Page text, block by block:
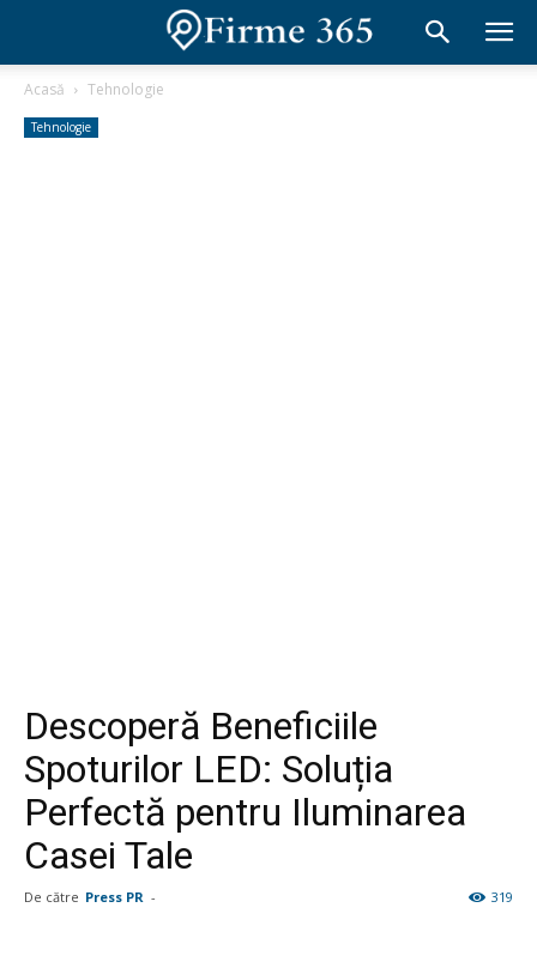
Acasă Tehnologie
Tehnologie
Descoperă Beneficiile
Spoturilor LED: Soluția
Perfectă pentru Iluminarea
Casei Tale
De către Press PR - 319